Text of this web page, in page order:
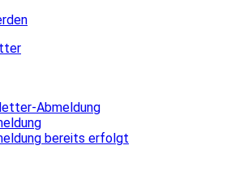
Abmeldung
bereits erfolgt